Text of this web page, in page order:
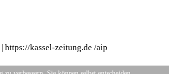
| https://kassel-zeitung.de /aip